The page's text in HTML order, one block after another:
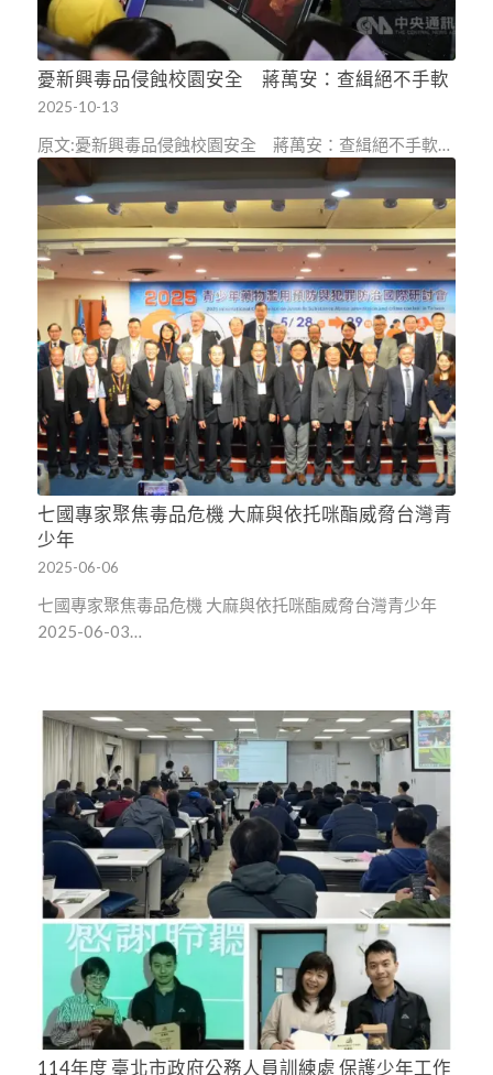
憂新興毒品侵蝕校園安全 蔣萬安：查緝絕不手軟
2025-10-13
原文:憂新興毒品侵蝕校園安全 蔣萬安：查緝絕不手軟…
七國專家聚焦毒品危機 大麻與依托咪酯威脅台灣青
少年
2025-06-06
七國專家聚焦毒品危機 大麻與依托咪酯威脅台灣青少年
2025-06-03…
114年度 臺北市政府公務人員訓練處 保護少年工作